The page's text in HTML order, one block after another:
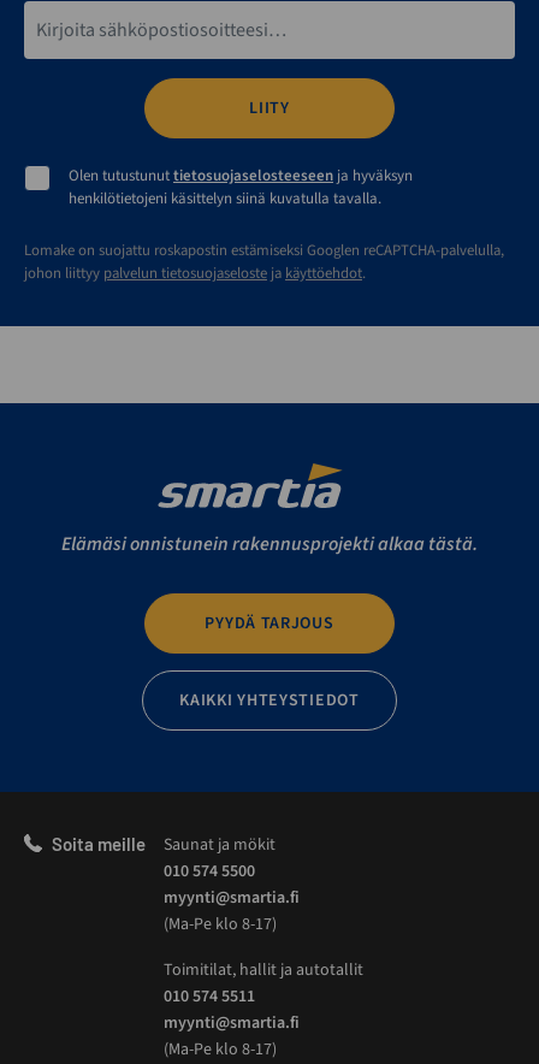
Olen tutustunuttietosuojaselosteeseen ja hyväksyn
henkilötietojeni käsittelyn siinä kuvatulla tavalla.
Lomake on suojattu roskapostin estämiseksi Googlen reCAPTCHA-palvelulla,
johon liittyy palvelun tietosuojaseloste ja käyttöehdot.
Elämäsi onnistunein rakennusprojekti alkaa tästä.
PYYDÄ TARJOUS
KAIKKI YHTEYSTIEDOT
Soita meille
Saunat ja mökit
010 574 5500
myynti@smartia.fi
(Ma-Pe klo 8-17)
Toimitilat, hallit ja autotallit
010 574 5511
myynti@smartia.fi
(Ma-Pe klo 8-17)